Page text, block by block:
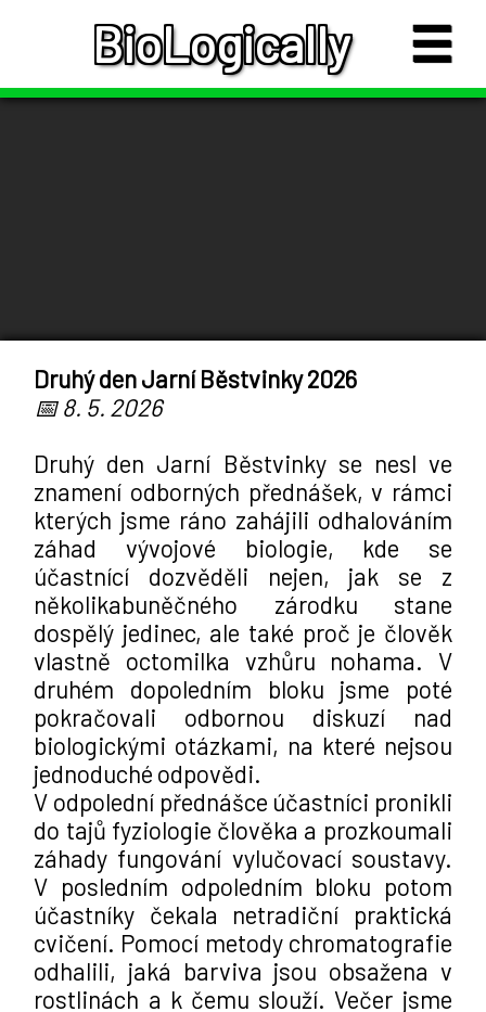
BioLogically ☰
Druhý den Jarní Běstvinky 2026
📅 8. 5. 2026
Druhý den Jarní Běstvinky se nesl ve
znamení odborných přednášek, v rámci
kterých jsme ráno zahájili odhalováním
záhad vývojové biologie, kde se
účastnící dozvěděli nejen, jak se z
několikabuněčného zárodku stane
dospělý jedinec, ale také proč je člověk
vlastně octomilka vzhůru nohama. V
druhém dopoledním bloku jsme poté
pokračovali odbornou diskuzí nad
biologickými otázkami, na které nejsou
jednoduché odpovědi.
V odpolední přednášce účastníci pronikli
do tajů fyziologie člověka a prozkoumali
záhady fungování vylučovací soustavy.
V posledním odpoledním bloku potom
účastníky čekala netradiční praktická
cvičení. Pomocí metody chromatografie
odhalili, jaká barviva jsou obsažena v
rostlinách a k čemu slouží. Večer jsme